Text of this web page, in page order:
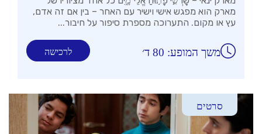
מארק הוא מפגש אישי וישיר עם האחר – בין אם זה אדם,
עץ או מקום. התערוכה מספרת סיפור על חיבור...
לרכישה משך המופע: 80 ד׳
סרטים